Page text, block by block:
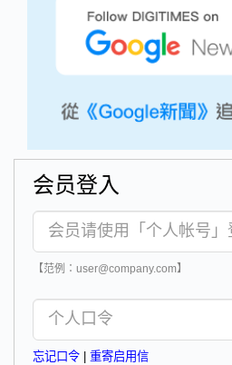
会员登入
【范例：user@company.com】
忘记口令 重寄启用信